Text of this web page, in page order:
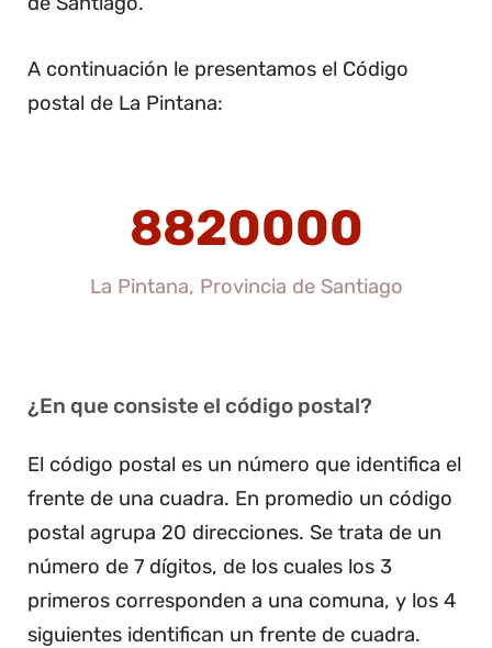
A continuación le presentamos el Código
postal de La Pintana:
8820000
La Pintana, Provincia de Santiago
¿En que consiste el código postal?
El código postal es un número que identifica el
frente de una cuadra. En promedio un código
postal agrupa 20 direcciones. Se trata de un
número de 7 dígitos, de los cuales los 3
primeros corresponden a una comuna, y los 4
siguientes identifican un frente de cuadra.